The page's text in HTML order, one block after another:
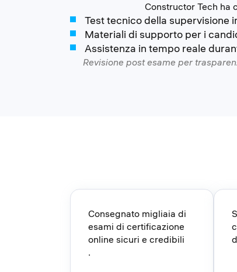
Constructor Tech ha
Test tecnico della supervisione
Materiali di supporto per i
Assistenza in tempo reale
Revisione post esame per
Consegnato migliaia di
esami di certificazione
online sicuri e credibili
.